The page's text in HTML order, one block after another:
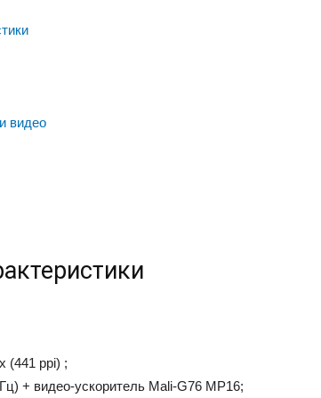
видео
(441 ppi) ;
+ видео-ускоритель Mali-G76 MP16;